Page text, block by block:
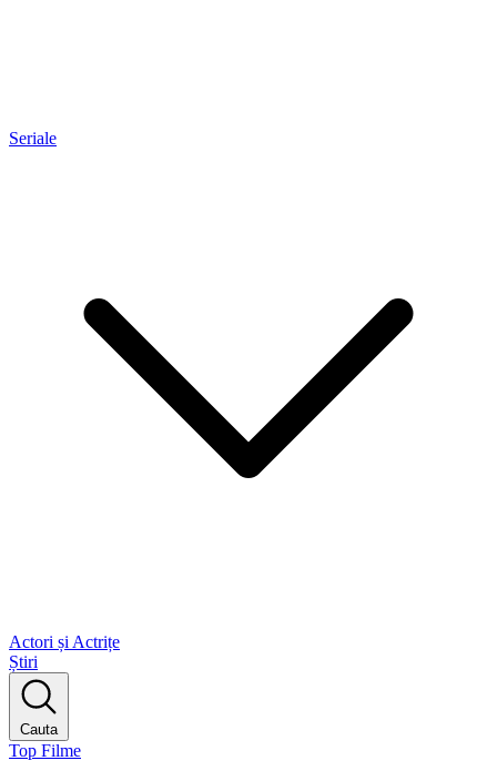
Seriale
Actori și Actrițe
Știri
Cauta
Top Filme